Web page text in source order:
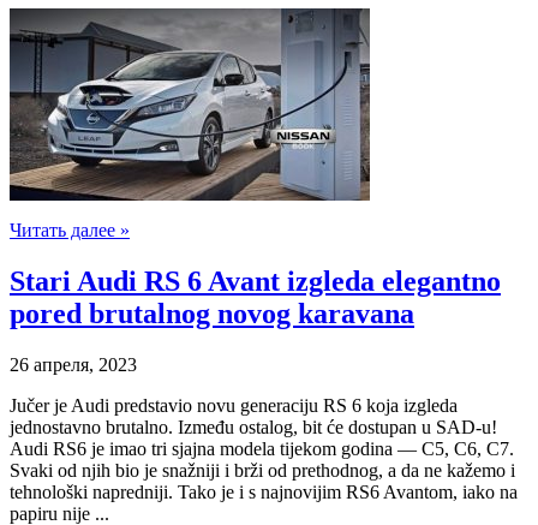
Читать далее »
Stari Audi RS 6 Avant izgleda elegantno
pored brutalnog novog karavana
26 апреля, 2023
Jučer je Audi predstavio novu generaciju RS 6 koja izgleda
jednostavno brutalno. Između ostalog, bit će dostupan u SAD-u!
Audi RS6 je imao tri sjajna modela tijekom godina — C5, C6, C7.
Svaki od njih bio je snažniji i brži od prethodnog, a da ne kažemo i
tehnološki napredniji. Tako je i s najnovijim RS6 Avantom, iako na
papiru nije ...